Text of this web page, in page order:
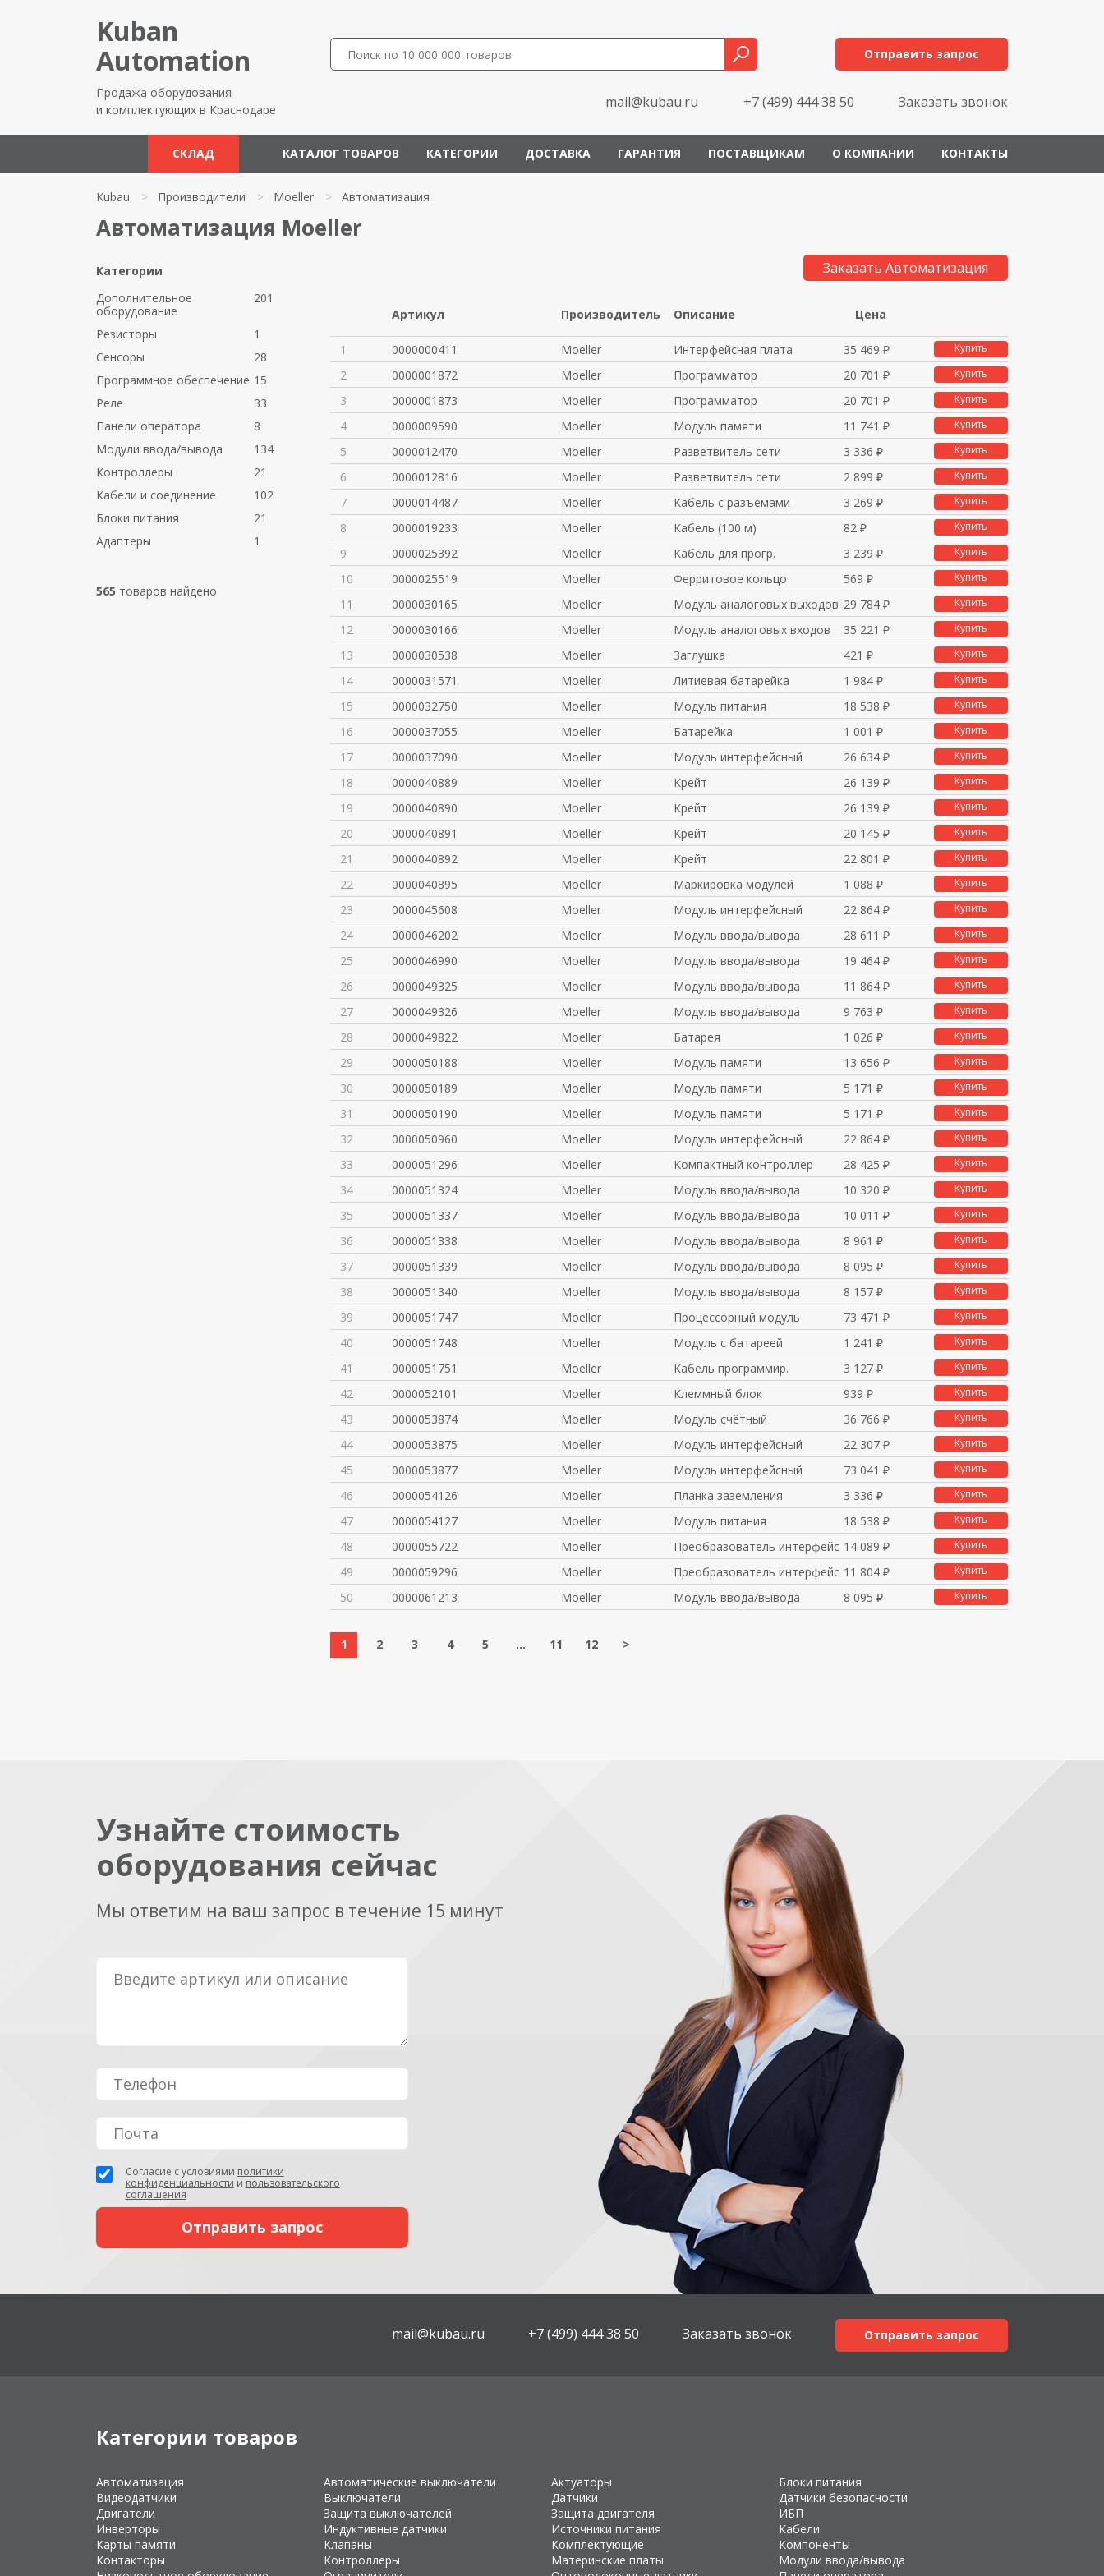
Kuban
Automation
Продажа оборудования
и комплектующих в Краснодаре
Отправить запрос
mail@kubau.ru +7 (499) 444 38 50 Заказать звонок
СКЛАД КАТАЛОГ ТОВАРОВ КАТЕГОРИИ ДОСТАВКА ГАРАНТИЯ ПОСТАВЩИКАМ О КОМПАНИИ КОНТАКТЫ
Kubau > Производители > Moeller > Автоматизация
Автоматизация Moeller
Категории
Дополнительное
оборудование
201
Резисторы
1
Сенсоры
28
Программное обеспечение 15
Реле
33
Панели оператора
8
Модули ввода/вывода
134
Контроллеры
21
Кабели и соединение
102
Блоки питания
21
Адаптеры
1
565 товаров найдено
Заказать Автоматизация
Артикул Производитель Описание Цена
1 0000000411 Moeller Интерфейсная плата 35 469 ₽ Купить
2 0000001872 Moeller Программатор 20 701 ₽ Купить
3 0000001873 Moeller Программатор 20 701 ₽ Купить
4 0000009590 Moeller Модуль памяти 11 741 ₽ Купить
5 0000012470 Moeller Разветвитель сети 3 336 ₽ Купить
6 0000012816 Moeller Разветвитель сети 2 899 ₽ Купить
7 0000014487 Moeller Кабель c разъёмами 3 269 ₽ Купить
8 0000019233 Moeller Кабель (100 м) 82 ₽ Купить
9 0000025392 Moeller Кабель для прогр. 3 239 ₽ Купить
10 0000025519 Moeller Ферритовое кольцо 569 ₽ Купить
11 0000030165 Moeller Модуль аналоговых выходов 29 784 ₽ Купить
12 0000030166 Moeller Модуль аналоговых входов 35 221 ₽ Купить
13 0000030538 Moeller Заглушка 421 ₽ Купить
14 0000031571 Moeller Литиевая батарейка 1 984 ₽ Купить
15 0000032750 Moeller Модуль питания 18 538 ₽ Купить
16 0000037055 Moeller Батарейка 1 001 ₽ Купить
17 0000037090 Moeller Модуль интерфейсный 26 634 ₽ Купить
18 0000040889 Moeller Крейт 26 139 ₽ Купить
19 0000040890 Moeller Крейт 26 139 ₽ Купить
20 0000040891 Moeller Крейт 20 145 ₽ Купить
21 0000040892 Moeller Крейт 22 801 ₽ Купить
22 0000040895 Moeller Маркировка модулей 1 088 ₽ Купить
23 0000045608 Moeller Модуль интерфейсный 22 864 ₽ Купить
24 0000046202 Moeller Модуль ввода/вывода 28 611 ₽ Купить
25 0000046990 Moeller Модуль ввода/вывода 19 464 ₽ Купить
26 0000049325 Moeller Модуль ввода/вывода 11 864 ₽ Купить
27 0000049326 Moeller Модуль ввода/вывода 9 763 ₽ Купить
28 0000049822 Moeller Батарея 1 026 ₽ Купить
29 0000050188 Moeller Модуль памяти 13 656 ₽ Купить
30 0000050189 Moeller Модуль памяти 5 171 ₽ Купить
31 0000050190 Moeller Модуль памяти 5 171 ₽ Купить
32 0000050960 Moeller Модуль интерфейсный 22 864 ₽ Купить
33 0000051296 Moeller Компактный контроллер 28 425 ₽ Купить
34 0000051324 Moeller Модуль ввода/вывода 10 320 ₽ Купить
35 0000051337 Moeller Модуль ввода/вывода 10 011 ₽ Купить
36 0000051338 Moeller Модуль ввода/вывода 8 961 ₽ Купить
37 0000051339 Moeller Модуль ввода/вывода 8 095 ₽ Купить
38 0000051340 Moeller Модуль ввода/вывода 8 157 ₽ Купить
39 0000051747 Moeller Процессорный модуль 73 471 ₽ Купить
40 0000051748 Moeller Модуль c батареей 1 241 ₽ Купить
41 0000051751 Moeller Кабель программир. 3 127 ₽ Купить
42 0000052101 Moeller Клеммный блок 939 ₽ Купить
43 0000053874 Moeller Модуль счётный 36 766 ₽ Купить
44 0000053875 Moeller Модуль интерфейсный 22 307 ₽ Купить
45 0000053877 Moeller Модуль интерфейсный 73 041 ₽ Купить
46 0000054126 Moeller Планка заземления 3 336 ₽ Купить
47 0000054127 Moeller Модуль питания 18 538 ₽ Купить
48 0000055722 Moeller Преобразователь интерфейса14 089 ₽ Купить
49 0000059296 Moeller Преобразователь интерфейса11 804 ₽ Купить
50 0000061213 Moeller Модуль ввода/вывода 8 095 ₽ Купить
1 2 3 4 5 ... 11 12 >
Узнайте стоимость
оборудования сейчас
Мы ответим на ваш запрос в течение 15 минут
Согласие с условиями политики
конфиденциальности и пользовательского
соглашения
mail@kubau.ru +7 (499) 444 38 50 Заказать звонок Отправить запрос
Категории товаров
Автоматизация Автоматические выключатели Актуаторы
Блоки питания
Видеодатчики
Выключатели Датчики
Датчики безопасности
Двигатели
Защита выключателей Защита двигателя
ИБП
Инверторы
Индуктивные датчики Источники питания
Кабели
Карты памяти
Клапаны Комплектующие
Компоненты
Контакторы
Контроллеры Материнские платы
Модули ввода/вывода